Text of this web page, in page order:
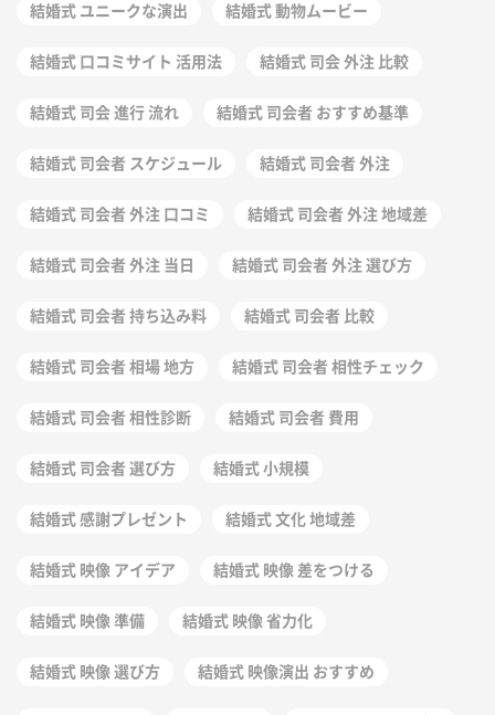
結婚式 ユニークな演出 結婚式 動物ムービー
結婚式 口コミサイト 活用法 結婚式 司会 外注 比較
結婚式 司会 進行 流れ 結婚式 司会者 おすすめ基準
結婚式 司会者 スケジュール 結婚式 司会者 外注
結婚式 司会者 外注 口コミ 結婚式 司会者 外注 地域差
結婚式 司会者 外注 当日 結婚式 司会者 外注 選び方
結婚式 司会者 持ち込み料 結婚式 司会者 比較
結婚式 司会者 相場 地方 結婚式 司会者 相性チェック
結婚式 司会者 相性診断 結婚式 司会者 費用
結婚式 司会者 選び方 結婚式 小規模
結婚式 感謝プレゼント 結婚式 文化 地域差
結婚式 映像 アイデア 結婚式 映像 差をつける
結婚式 映像 準備 結婚式 映像 省力化
結婚式 映像 選び方 結婚式 映像演出 おすすめ